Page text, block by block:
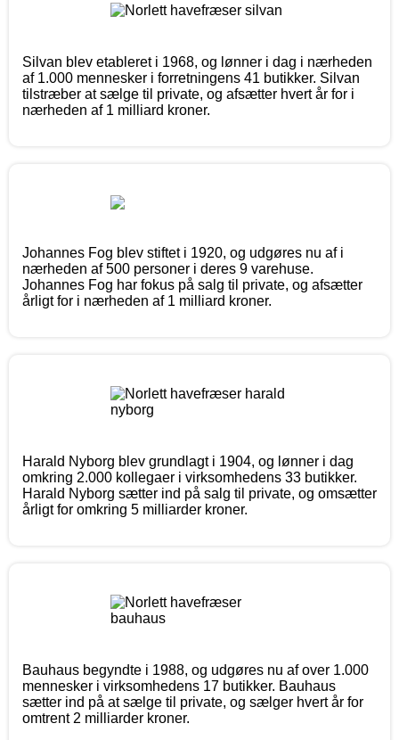
Silvan blev etableret i 1968, og lønner i dag i nærheden
af 1.000 mennesker i forretningens 41 butikker. Silvan
tilstræber at sælge til private, og afsætter hvert år for i
nærheden af 1 milliard kroner.
Johannes Fog blev stiftet i 1920, og udgøres nu af i
nærheden af 500 personer i deres 9 varehuse.
Johannes Fog har fokus på salg til private, og afsætter
årligt for i nærheden af 1 milliard kroner.
Harald Nyborg blev grundlagt i 1904, og lønner i dag
omkring 2.000 kollegaer i virksomhedens 33 butikker.
Harald Nyborg sætter ind på salg til private, og omsætter
årligt for omkring 5 milliarder kroner.
Bauhaus begyndte i 1988, og udgøres nu af over 1.000
mennesker i virksomhedens 17 butikker. Bauhaus
sætter ind på at sælge til private, og sælger hvert år for
omtrent 2 milliarder kroner.